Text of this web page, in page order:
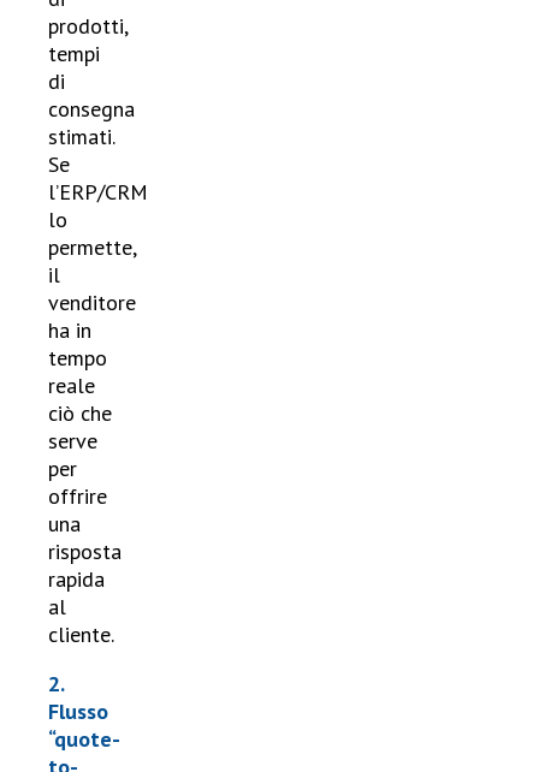
prodotti,
tempi
di
consegna
stimati.
Se
l’ERP/CRM
lo
permette,
il
venditore
ha in
tempo
reale
ciò che
serve
per
offrire
una
risposta
rapida
al
cliente.
2.
Flusso
“quote-